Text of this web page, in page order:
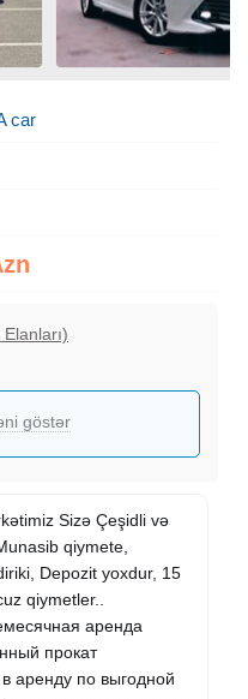
car
göstər
Sizə Çeşidli və
qiymete,
Depozit yoxdur, 15
qiymetler..
аренда
прокат
аренду по выгодной